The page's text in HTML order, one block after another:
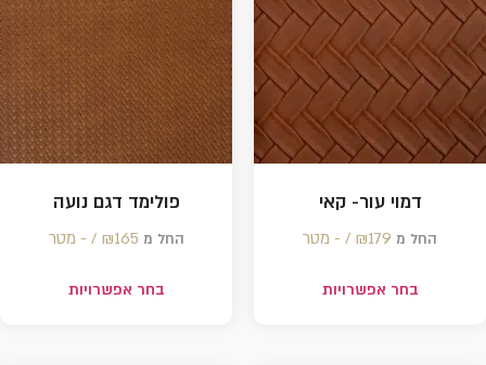
דמוי עור- קאי
החל מ ₪179 /‏‏‎ ‎- מטר
בחר אפשרויות
פולימד דגם נועה
החל מ ₪165 /‏‏‎ ‎- מטר
בחר אפשרויות